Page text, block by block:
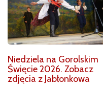
Niedziela na Gorolskim
Święcie 2026. Zobacz
zdjęcia z Jabłonkowa